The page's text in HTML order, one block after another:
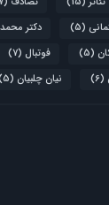
(5) دکتر
(5) فوتبال (7)
(6) نیان چلبیان (5)